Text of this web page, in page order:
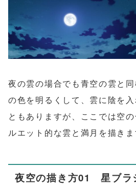
夜の雲の場合でも青空の雲と
の色を明るくして、雲に陰を
ともありますが、ここでは空
ルエット的な雲と満月を描きま
夜空の描き方01 星ブラ